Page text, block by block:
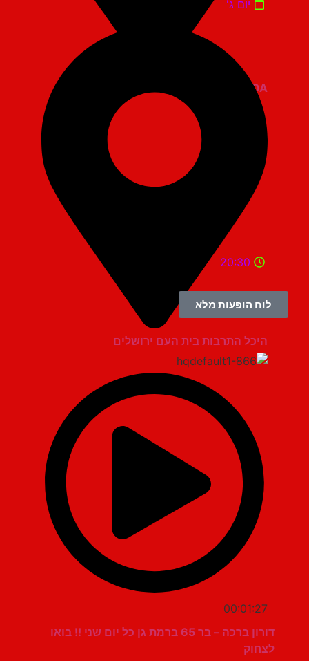
יום ג'
היכל התרבות בית העם ירושלים
20:30
לוח הופעות מלא
00:01:27
דורון ברכה – בר 65 ברמת גן כל יום שני !! בואו